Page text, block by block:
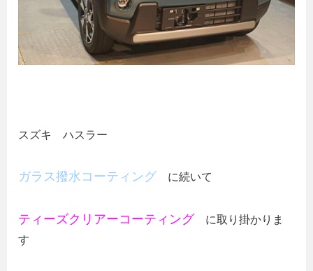
スズキ ハスラー
ガラス撥水コーティング に続いて
ティーズクリアーコーティング に取り掛かりま
す